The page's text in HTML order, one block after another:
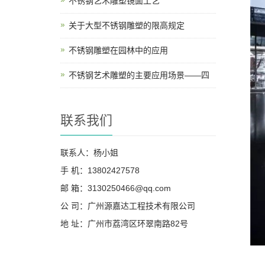
关于大型不锈钢雕塑的限高规定
不锈钢雕塑在园林中的应用
不锈钢艺术雕塑的主要应用场景——四
联系我们
联系人：杨小姐
手 机：13802427578
邮 箱：3130250466@qq.com
公 司：广州源嘉达工程技术有限公司
地 址：广州市荔湾区环翠南路82号